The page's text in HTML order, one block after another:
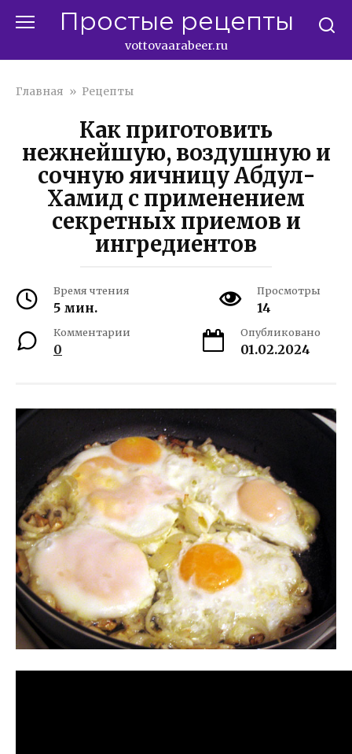
Простые рецепты
vottovaarabeer.ru
Главная » Рецепты
Как приготовить
нежнейшую, воздушную и
сочную яичницу Абдул-
Хамид с применением
секретных приемов и
ингредиентов
Время чтения
5 мин.
Просмотры
14
Комментарии
0
Опубликовано
01.02.2024